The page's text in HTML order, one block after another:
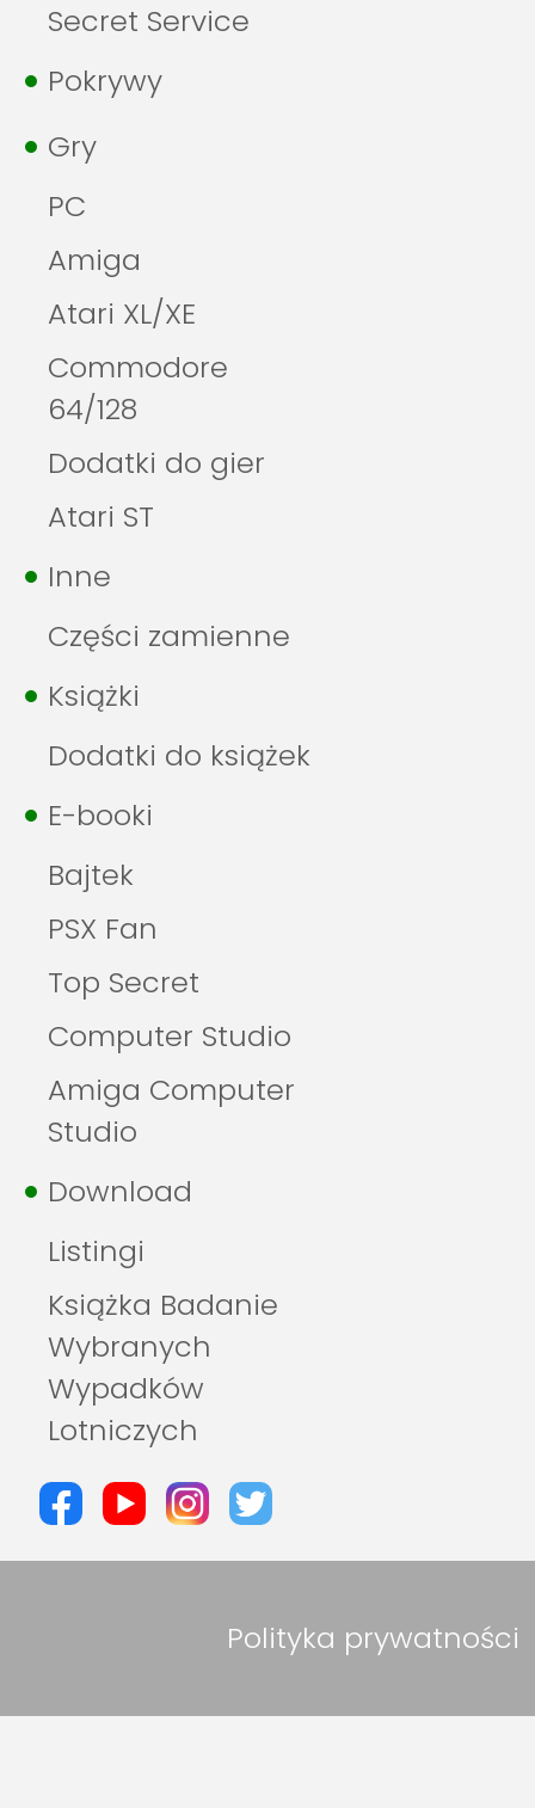
Secret Service
Pokrywy
Gry
PC
Amiga
Atari XL/XE
Commodore
64/128
Dodatki do gier
Atari ST
Inne
Części zamienne
Książki
Dodatki do książek
E-booki
Bajtek
PSX Fan
Top Secret
Computer Studio
Amiga Computer
Studio
Download
Listingi
Książka Badanie
Wybranych
Wypadków
Lotniczych
Polityka prywatności